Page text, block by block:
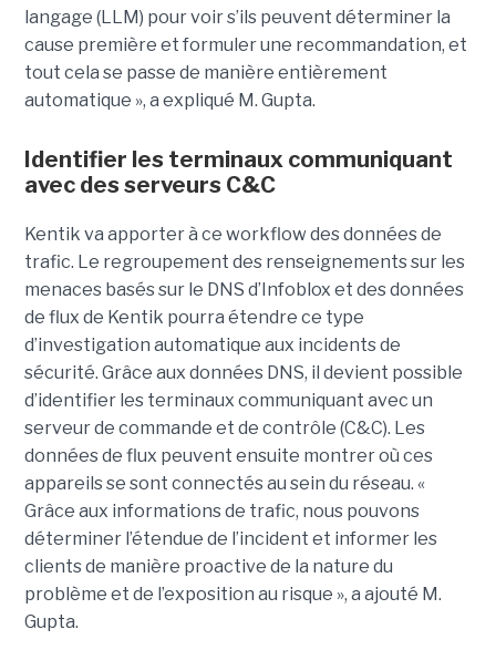
langage (LLM) pour voir s’ils peuvent déterminer la
cause première et formuler une recommandation, et
tout cela se passe de manière entièrement
automatique », a expliqué M. Gupta.
Identifier les terminaux communiquant
avec des serveurs C&C
Kentik va apporter à ce workflow des données de
trafic. Le regroupement des renseignements sur les
menaces basés sur le DNS d’Infoblox et des données
de flux de Kentik pourra étendre ce type
d’investigation automatique aux incidents de
sécurité. Grâce aux données DNS, il devient possible
d’identifier les terminaux communiquant avec un
serveur de commande et de contrôle (C&C). Les
données de flux peuvent ensuite montrer où ces
appareils se sont connectés au sein du réseau. «
Grâce aux informations de trafic, nous pouvons
déterminer l’étendue de l’incident et informer les
clients de manière proactive de la nature du
problème et de l’exposition au risque », a ajouté M.
Gupta.